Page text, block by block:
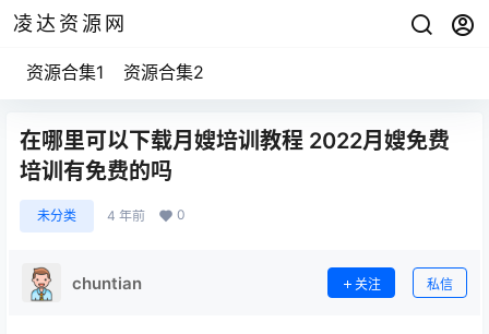
凌达资源网
资源合集1 资源合集2
在哪里可以下载月嫂培训教程 2022月嫂免费
培训有免费的吗
未分类 4 年前 0
chuntian 关注 私信